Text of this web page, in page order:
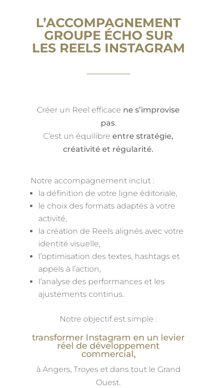
L’ACCOMPAGNEMENT
GROUPE ÉCHO SUR
LES REELS INSTAGRAM
Créer un Reel efficace ne s’improvise
pas.
C’est un équilibreentre stratégie,
créativité et régularité.
Notre accompagnement inclut :
la définition de votre ligne éditoriale,
le choix des formats adaptés à votre
activité,
la création de Reels alignés avec votre
identité visuelle,
l’optimisation des textes, hashtags et
appels à l’action,
l’analyse des performances et les
ajustements continus.
Notre objectif est simple :
transformer Instagram en un levier
réel de développement
commercial,
à Angers, Troyes et dans tout le Grand
Ouest.